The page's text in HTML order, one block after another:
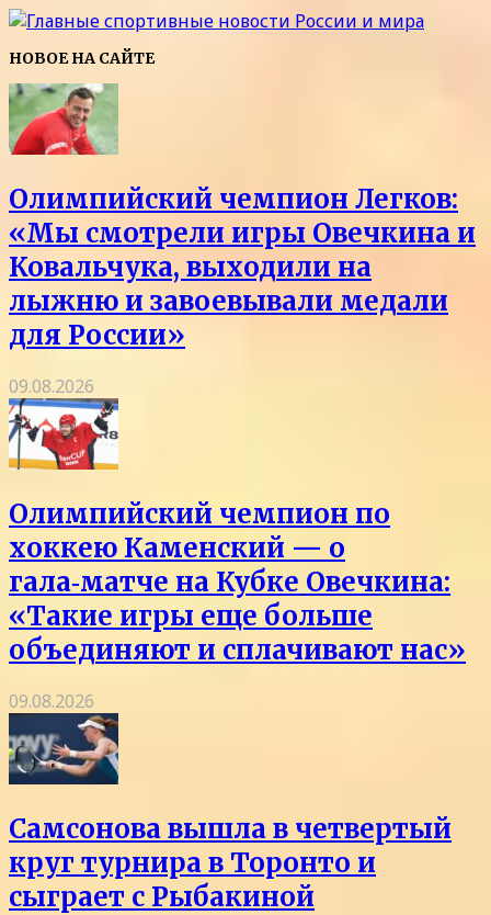
НОВОЕ НА САЙТЕ
Олимпийский чемпион Легков:
«Мы смотрели игры Овечкина и
Ковальчука, выходили на
лыжню и завоевывали медали
для России»
09.08.2026
Олимпийский чемпион по
хоккею Каменский — о
гала‑матче на Кубке Овечкина:
«Такие игры еще больше
объединяют и сплачивают нас»
09.08.2026
Самсонова вышла в четвертый
круг турнира в Торонто и
сыграет с Рыбакиной